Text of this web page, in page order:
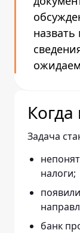
Когда
Задача
налоги;
банк